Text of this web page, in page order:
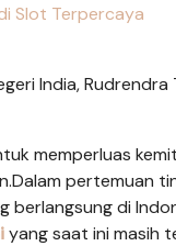
Slot Terpercaya
India,
memperluas
pertemuan
di
yang saat ini masih